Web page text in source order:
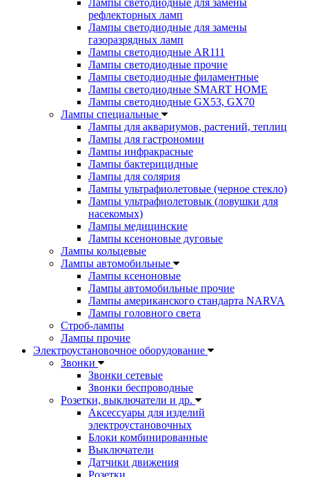
Лампы светодиодные для замены
рефлекторных ламп
Лампы светодиодные для замены
газоразрядных ламп
Лампы светодиодные AR111
Лампы светодиодные прочие
Лампы светодиодные филаментные
Лампы светодиодные SMART HOME
Лампы светодиодные GX53, GX70
Лампы специальные
Лампы для аквариумов, растений, теплиц
Лампы для гастрономии
Лампы инфракрасные
Лампы бактерицидные
Лампы для солярия
Лампы ультрафиолетовые (черное стекло)
Лампы ультрафиолетовык (ловушки для
насекомых)
Лампы медицинские
Лампы ксеноновые дуговые
Лампы кольцевые
Лампы автомобильные
Лампы ксеноновые
Лампы автомобильные прочие
Лампы американского стандарта NARVA
Лампы головного света
Строб-лампы
Лампы прочие
Электроустановочное оборудование
Звонки
Звонки сетевые
Звонки беспроводные
Розетки, выключатели и др.
Аксессуары для изделий
электроустановочных
Блоки комбинированные
Выключатели
Датчики движения
Розетки